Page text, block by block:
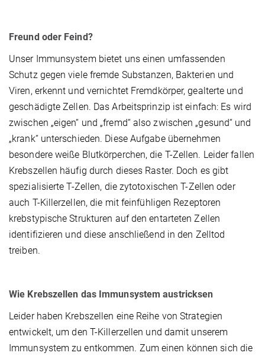
Freund oder Feind?
Unser Immunsystem bietet uns einen umfassenden
Schutz gegen viele fremde Substanzen, Bakterien und
Viren, erkennt und vernichtet Fremdkörper, gealterte und
geschädigte Zellen. Das Arbeitsprinzip ist einfach: Es wird
zwischen „eigen“ und „fremd“ also zwischen „gesund“ und
„krank“ unterschieden. Diese Aufgabe übernehmen
besondere weiße Blutkörperchen, die T-Zellen. Leider fallen
Krebszellen häufig durch dieses Raster. Doch es gibt
spezialisierte T-Zellen, die zytotoxischen T-Zellen oder
auch T-Killerzellen, die mit feinfühligen Rezeptoren
krebstypische Strukturen auf den entarteten Zellen
identifizieren und diese anschließend in den Zelltod
treiben.
Wie Krebszellen das Immunsystem austricksen
Leider haben Krebszellen eine Reihe von Strategien
entwickelt, um den T-Killerzellen und damit unserem
Immunsystem zu entkommen. Zum einen können sich die